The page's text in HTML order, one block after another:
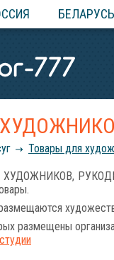
БЕЛАРУСЬ
Товары для
размещены